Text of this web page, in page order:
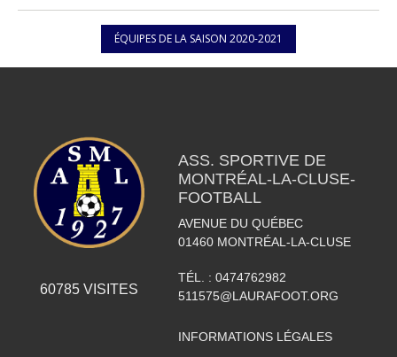
ÉQUIPES DE LA SAISON 2020-2021
60785VISITES
ASS. SPORTIVE DE
MONTRÉAL-LA-CLUSE-
FOOTBALL
AVENUE DU QUÉBEC
01460 MONTRÉAL-LA-CLUSE
TÉL. : 0474762982
511575@LAURAFOOT.ORG
INFORMATIONS LÉGALES